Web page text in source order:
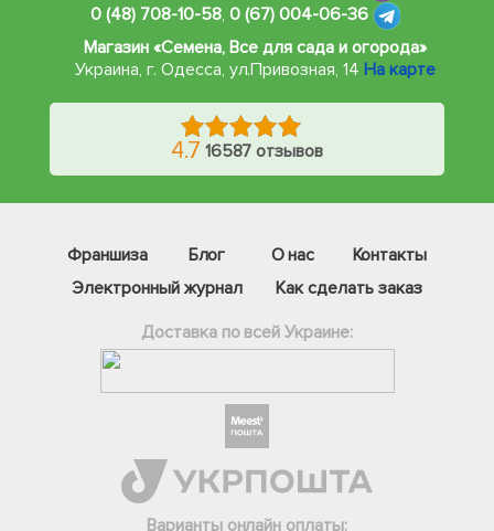
0 (48) 708-10-58, 0 (67) 004-06-36
Магазин «Семена, Все для сада и огорода»
Украина, г. Одесса, ул.Привозная, 14 На карте
4.7 16587 отзывов
Франшиза Блог О нас
Контакты
Электронный журнал
Как сделать заказ
Доставка по всей Украине:
Варианты онлайн оплаты:
Інстаграм